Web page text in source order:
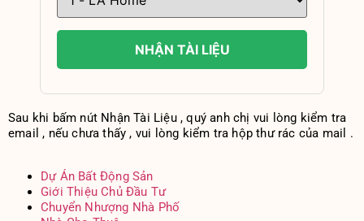
NHẬN TÀI LIỆU
Sau khi bấm nút Nhận Tài Liệu , quý anh chị vui lòng kiểm tra
email , nếu chưa thấy , vui lòng kiểm tra hộp thư rác của mail .
Dự Án Bất Động Sản
Giới Thiệu Chủ Đầu Tư
Chuyển Nhượng Nhà Phố